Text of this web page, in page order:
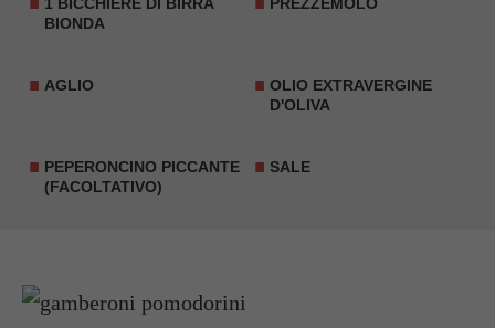
BIONDA
AGLIO
OLIO EXTRAVERGINE
D'OLIVA
PEPERONCINO PICCANTE
(FACOLTATIVO)
SALE